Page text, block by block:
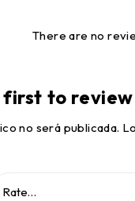
There are no
to review
no será publicada.